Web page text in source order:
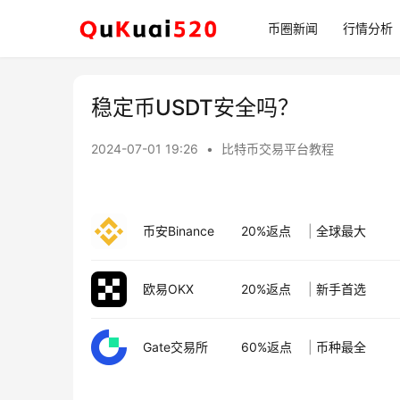
币圈新闻 行情分析
稳定币USDT安全吗？
2024-07-01 19:26 • 比特币交易平台教程
币安Binance 20%返点 全球最大
欧易OKX 20%返点 新手首选
Gate交易所 60%返点 币种最全